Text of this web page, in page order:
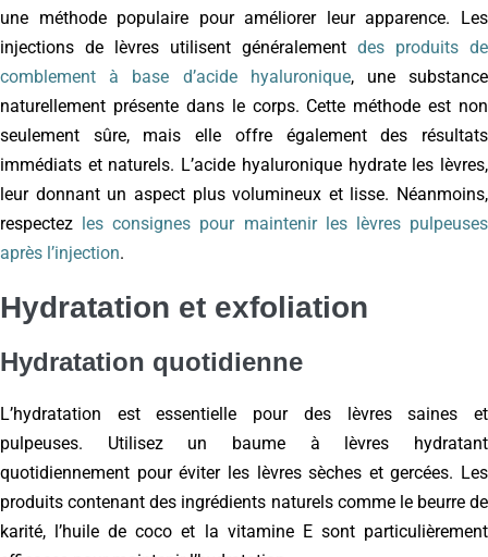
une méthode populaire pour améliorer leur apparence. Les
injections de lèvres utilisent généralement des produits de
comblement à base d’acide hyaluronique, une substance
naturellement présente dans le corps. Cette méthode est non
seulement sûre, mais elle offre également des résultats
immédiats et naturels. L’acide hyaluronique hydrate les lèvres,
leur donnant un aspect plus volumineux et lisse. Néanmoins,
respectez les consignes pour maintenir les lèvres pulpeuses
après l’injection.
Hydratation et exfoliation
Hydratation quotidienne
L’hydratation est essentielle pour des lèvres saines et
pulpeuses. Utilisez un baume à lèvres hydratant
quotidiennement pour éviter les lèvres sèches et gercées. Les
produits contenant des ingrédients naturels comme le beurre de
karité, l’huile de coco et la vitamine E sont particulièrement